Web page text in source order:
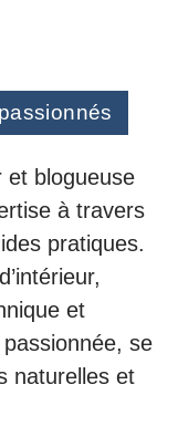
et blogueuse
à travers
pratiques.
et
se
naturelles et